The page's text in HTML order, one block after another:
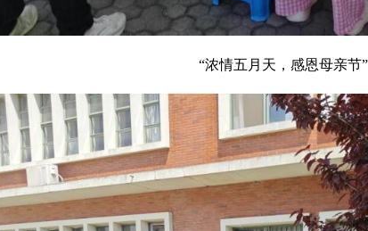
“浓情五月天，感恩母亲节